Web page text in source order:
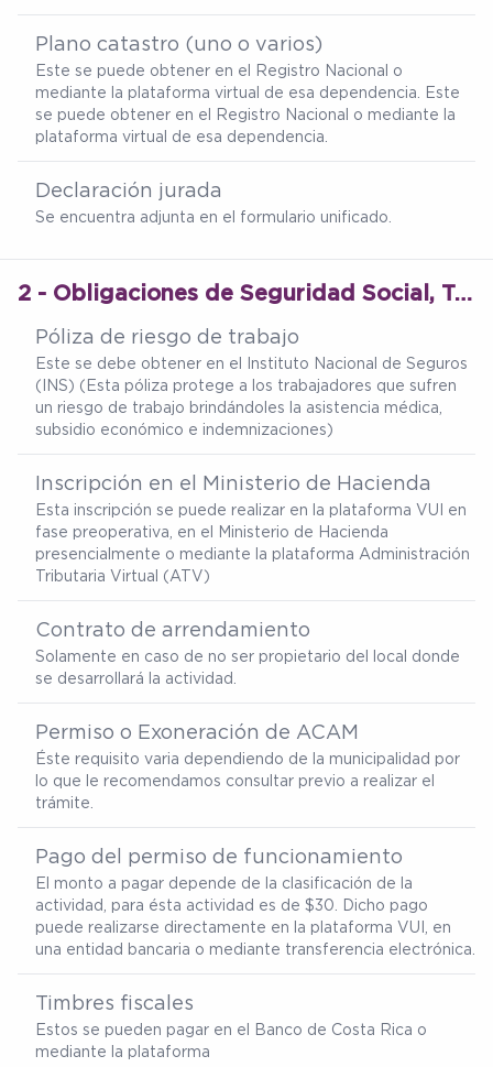
Plano catastro (uno o varios)
Este se puede obtener en el Registro Nacional o
mediante la plataforma virtual de esa dependencia. Este
se puede obtener en el Registro Nacional o mediante la
plataforma virtual de esa dependencia.
Declaración jurada
Se encuentra adjunta en el formulario unificado.
2 - Obligaciones de Seguridad Social, Tributarias y Permisos Operativos
Póliza de riesgo de trabajo
Este se debe obtener en el Instituto Nacional de Seguros
(INS) (Esta póliza protege a los trabajadores que sufren
un riesgo de trabajo brindándoles la asistencia médica,
subsidio económico e indemnizaciones)
Inscripción en el Ministerio de Hacienda
Esta inscripción se puede realizar en la plataforma VUI en
fase preoperativa, en el Ministerio de Hacienda
presencialmente o mediante la plataforma Administración
Tributaria Virtual (ATV)
Contrato de arrendamiento
Solamente en caso de no ser propietario del local donde
se desarrollará la actividad.
Permiso o Exoneración de ACAM
Éste requisito varia dependiendo de la municipalidad por
lo que le recomendamos consultar previo a realizar el
trámite.
Pago del permiso de funcionamiento
El monto a pagar depende de la clasificación de la
actividad, para ésta actividad es de $30. Dicho pago
puede realizarse directamente en la plataforma VUI, en
una entidad bancaria o mediante transferencia electrónica.
Timbres fiscales
Estos se pueden pagar en el Banco de Costa Rica o
mediante la plataforma